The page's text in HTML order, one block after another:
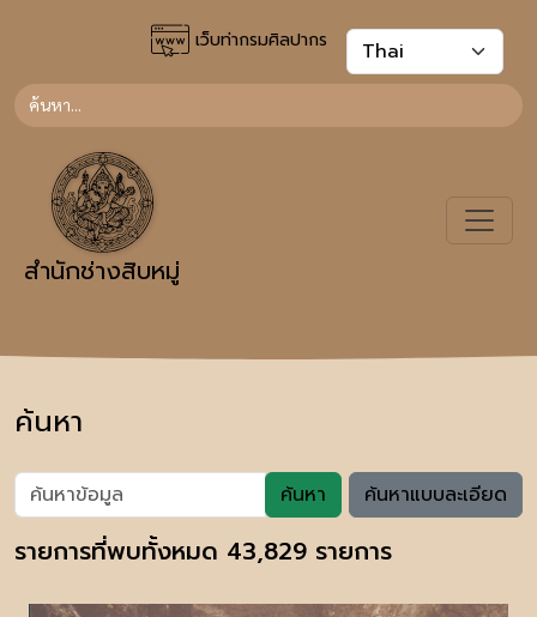
เว็บท่ากรมศิลปากร
สำนักช่างสิบหมู่
ค้นหา
ค้นหา ค้นหาแบบละเอียด
รายการที่พบทั้งหมด 43,829 รายการ